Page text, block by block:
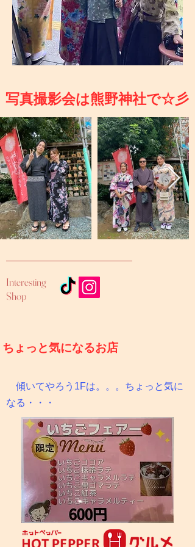
写真撮影会は熊野神社で☆彡
Interesting
Shop
ちょっと気になるお店
傾いてやろう1Fは。。。ちょっと気に
なる・・・